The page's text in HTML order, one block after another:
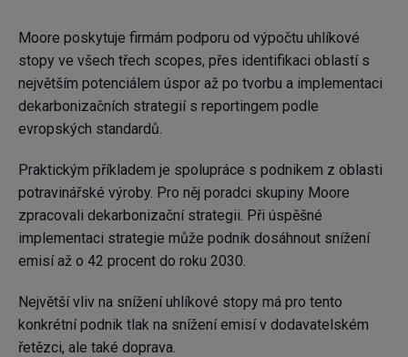
Moore poskytuje firmám podporu od výpočtu uhlíkové
stopy ve všech třech scopes, přes identifikaci oblastí s
největším potenciálem úspor až po tvorbu a implementaci
dekarbonizačních strategií s reportingem podle
evropských standardů.
Praktickým příkladem je spolupráce s podnikem z oblasti
potravinářské výroby. Pro něj poradci skupiny Moore
zpracovali dekarbonizační strategii. Při úspěšné
implementaci strategie může podnik dosáhnout snížení
emisí až o 42 procent do roku 2030.
Největší vliv na snížení uhlíkové stopy má pro tento
konkrétní podnik tlak na snížení emisí v dodavatelském
řetězci, ale také doprava.